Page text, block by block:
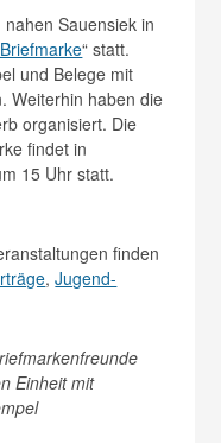
Sauensiek in
“ statt.
und Belege mit
Weiterhin haben die
organisiert. Die
findet in
15 Uhr statt.
finden
,Jugend-
Einheit mit